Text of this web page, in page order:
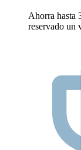
Ahorra hasta
reservado un